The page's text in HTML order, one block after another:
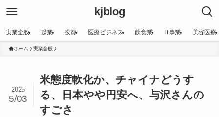
kjblog
実業全般 起業 投資 医療ビジネス 飲食業 IT事業 美容医療
ホーム 実業全般
米態度軟化か、チャイナどうす
る、日本やや円安へ、与沢さんの
すごさ
2025
5/03